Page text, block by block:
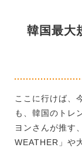
韓国最大
ここに行けば、
も、韓国のトレ
ヨンさんが推す
WEATHER」や